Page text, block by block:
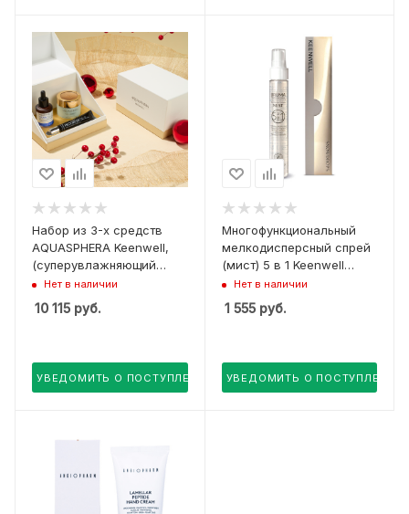
Набор из 3-х средств
AQUASPHERA Keenwell,
(суперувлажняющий
крем 80 мл,
увлажняющая сыворотка
30 мл, гидрогель для
Нет в наличии
10 115 руб.
УВЕДОМИТЬ О ПОСТУПЛЕНИИ
Многофункциональный
мелкодисперсный спрей
(мист) 5 в 1 Keenwell
(SNOW DROPS -
Multifuncional Mist 5 in 1)
Нет в наличии
1 555руб.
УВЕДОМИТЬ О ПОСТУПЛЕНИИ